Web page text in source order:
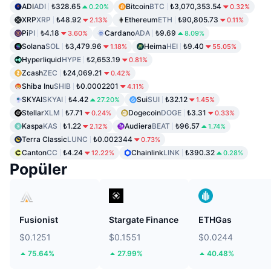
ADIADI ₺328.65 0.20% BitcoinBTC ₺3,070,353.54 0.32%
XRPXRP ₺48.92 2.13% EthereumETH ₺90,805.73 0.11%
PiPI ₺4.18 3.60% CardanoADA ₺9.69 8.09%
SolanaSOL ₺3,479.96 1.18% HeimaHEI ₺9.40 55.05%
HyperliquidHYPE ₺2,653.19 0.81%
ZcashZEC ₺24,069.21 0.42%
Shiba InuSHIB ₺0.0002201 4.11%
SKYAISKYAI ₺4.42 27.20% SuiSUI ₺32.12 1.45%
StellarXLM ₺7.71 0.24% DogecoinDOGE ₺3.31 0.33%
KaspaKAS ₺1.22 2.12% AudieraBEAT ₺96.57 1.74%
Terra ClassicLUNC ₺0.002344 0.73%
CantonCC ₺4.24 12.22% ChainlinkLINK ₺390.32 0.28%
Popüler
Fusionist
$0.1251
75.64%
Stargate Finance
$0.1551
27.99%
ETHGas
$0.0244
40.48%